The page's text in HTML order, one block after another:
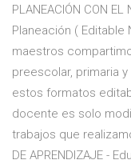
PLANEACIÓN CON
Planeación ( Editable
maestros
preescolar, primaria
estos formatos
docente es solo
trabajos que
DE APRENDIZAJE -